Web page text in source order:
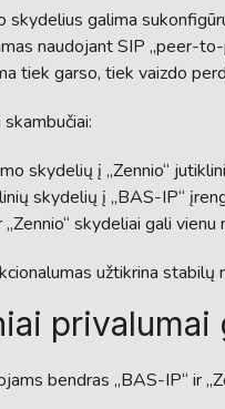
skydelius galima
naudojant SIP „peer-
tiek garso, tiek vaizdo
skydelių į „Zennio“
skydelių į „BAS-IP“
„Zennio“ skydeliai gali
užtikrina
bendras „BAS-IP“ ir